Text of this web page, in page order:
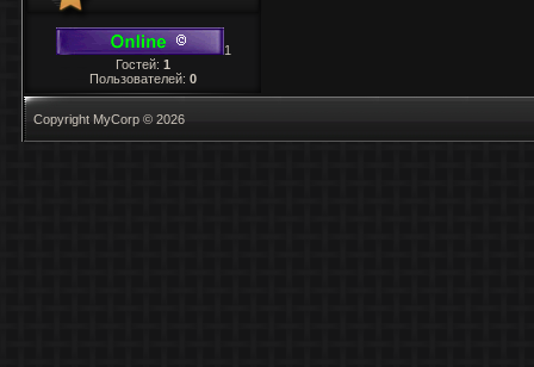
1
Гостей: 1
Пользователей: 0
Copyright MyCorp © 2026